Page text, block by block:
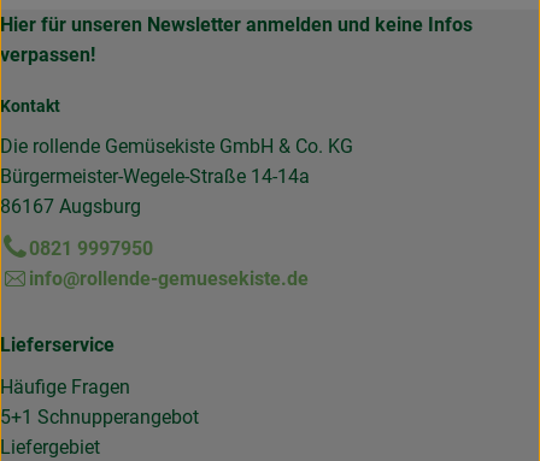
Hier für unseren Newsletter anmelden und keine Infos
verpassen!
Kontakt
Die rollende Gemüsekiste GmbH & Co. KG
Bürgermeister-Wegele-Straße 14-14a
86167 Augsburg
0821 9997950
info@rollende-gemuesekiste.de
Lieferservice
Häufige Fragen
5+1 Schnupperangebot
Liefergebiet